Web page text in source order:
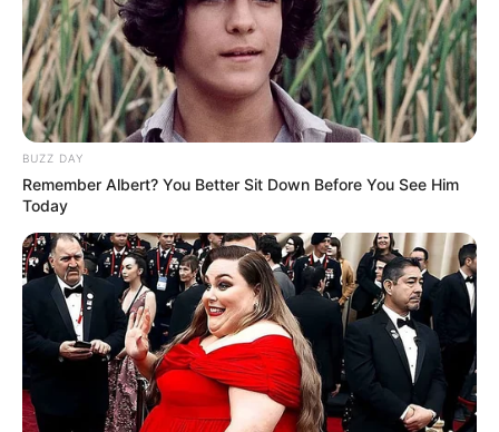
BUZZ DAY
Remember Albert? You Better Sit Down Before You See Him
Today